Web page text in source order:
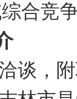
合竞
谈，